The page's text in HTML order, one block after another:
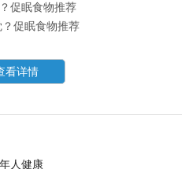
促眠食物推荐
促眠食物推荐
看详情
人健康